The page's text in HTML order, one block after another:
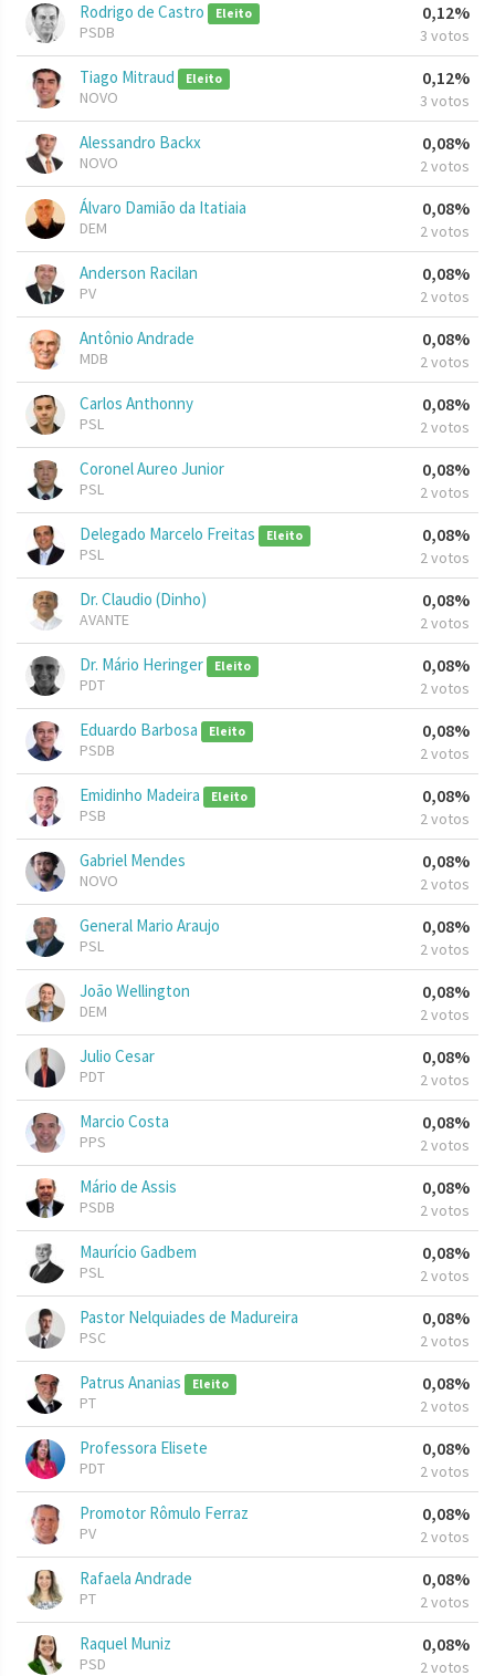
Rodrigo de Castro Eleito
PSDB
0,12%
3 votos
Tiago Mitraud Eleito
NOVO
0,12%
3 votos
Alessandro Backx
NOVO
0,08%
2 votos
Álvaro Damião da Itatiaia
DEM
0,08%
2 votos
Anderson Racilan
PV
0,08%
2 votos
Antônio Andrade
MDB
0,08%
2 votos
Carlos Anthonny
PSL
0,08%
2 votos
Coronel Aureo Junior
PSL
0,08%
2 votos
Delegado Marcelo Freitas Eleito
PSL
0,08%
2 votos
Dr. Claudio (Dinho)
AVANTE
0,08%
2 votos
Dr. Mário Heringer Eleito
PDT
0,08%
2 votos
Eduardo Barbosa Eleito
PSDB
0,08%
2 votos
Emidinho Madeira Eleito
PSB
0,08%
2 votos
Gabriel Mendes
NOVO
0,08%
2 votos
General Mario Araujo
PSL
0,08%
2 votos
João Wellington
DEM
0,08%
2 votos
Julio Cesar
PDT
0,08%
2 votos
Marcio Costa
PPS
0,08%
2 votos
Mário de Assis
PSDB
0,08%
2 votos
Maurício Gadbem
PSL
0,08%
2 votos
Pastor Nelquiades de Madureira
PSC
0,08%
2 votos
Patrus Ananias Eleito
PT
0,08%
2 votos
Professora Elisete
PDT
0,08%
2 votos
Promotor Rômulo Ferraz
PV
0,08%
2 votos
Rafaela Andrade
PT
0,08%
2 votos
Raquel Muniz
PSD
0,08%
2 votos